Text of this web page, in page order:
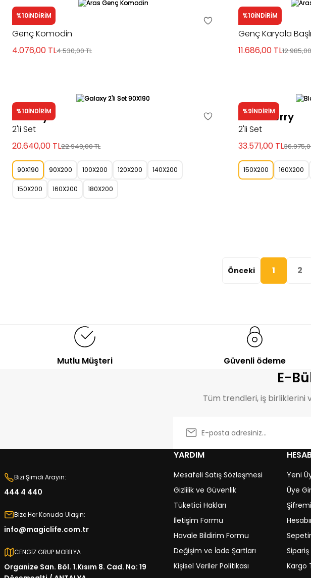
%10İNDİRİM
Aras
Genç Komodin
4.076,00 TL4.530,00TL
%10İNDİRİM
Aras
Genç Karyola
11.686,00 TL12.985,00
%10İNDİRİM
Galaxy
2'li Set
20.640,00 TL22.949,00TL
90X190 90X200 100X200 120X200 140X200
150X200 160X200 180X200
%9İNDİRİM
Blackberry
2'li Set
33.571,00 TL
150X200 160X200
1 2
Mutlu Müşteri Güvenli ödeme
E-
Tüm trendleri, iş birliklerini
Bizi Şimdi Arayın:
444 4 440
Bize Her Konuda Ulaşın:
info@magiclife.com.tr
CENGİZ GRUP MOBİLYA
Organize San. Böl. 1.Kısım 8. Cad. No: 19
YARDIM
Mesafeli Satış Sözleşmesi
Gizlilik ve Güvenlik
Tüketici Hakları
İletişim Formu
Havale Bildirim Formu
Değişim ve İade Şartları
Kişisel Veriler Politikası
Yeni
Üye
Kargo